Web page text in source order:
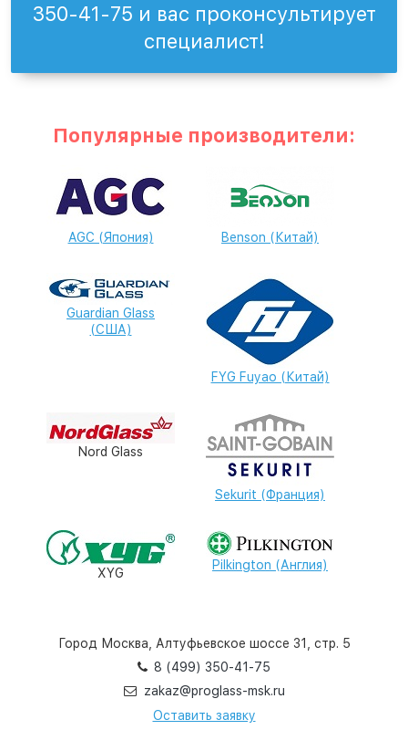
350-41-75 и вас проконсультирует
специалист!
Популярные производители:
AGC (Япония) Benson (Китай)
Guardian Glass
(США)
FYG Fuyao (Китай)
Nord Glass
Sekurit (Франция)
XYG
Pilkington (Англия)
Город Москва, Алтуфьевское шоссе 31, стр. 5
8 (499) 350-41-75
zakaz@proglass-msk.ru
Оставить заявку